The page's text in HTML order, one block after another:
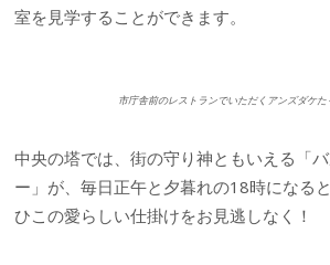
室を見学することができます。
市庁舎前のレストランでいただくアンズダケ
中央の塔では、街の守り神ともいえる「
ー」が、毎日正午と夕暮れの18時になる
ひこの愛らしい仕掛けをお見逃しなく！